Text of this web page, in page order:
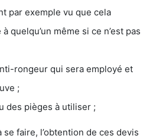
par exemple vu que cela
quelqu’un même si ce n’est pas
rongeur qui sera employé et
;
des pièges à utiliser ;
se faire, l’obtention de ces devis